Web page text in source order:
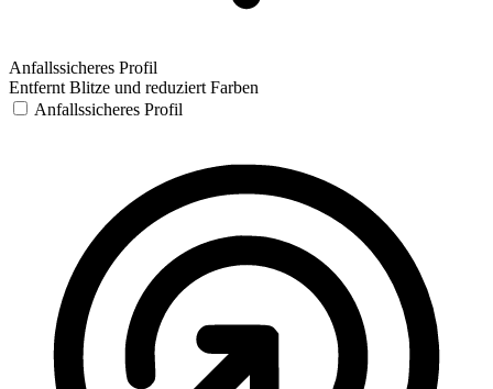
Anfallssicheres Profil
Entfernt Blitze und reduziert Farben
Anfallssicheres Profil